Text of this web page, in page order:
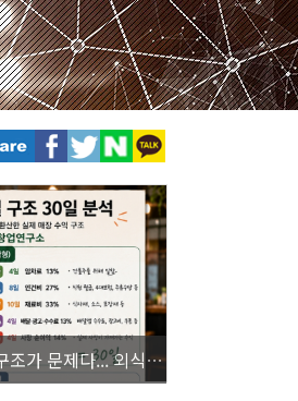
가
사업 모집 시작
업동아리 모집
재료비가 아니라 구조가 문제다... 외식업 수익을 결정하는 진짜 숫자의 비밀